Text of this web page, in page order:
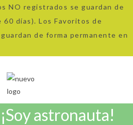
NO registrados se guardan de
días). Los Favoritos de
de forma permanente en
astronauta!